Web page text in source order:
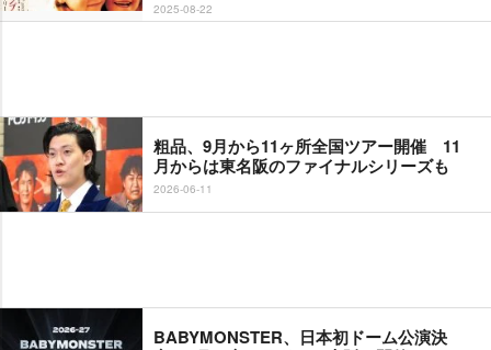
2025-08-22
粗品、9月から11ヶ所全国ツアー開催 11
月からは東名阪のファイナルシリーズも
2026-06-11
BABYMONSTER、日本初ドーム公演決